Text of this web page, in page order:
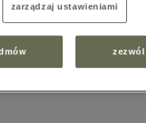
zarządzaj ustawieniami
zezwól